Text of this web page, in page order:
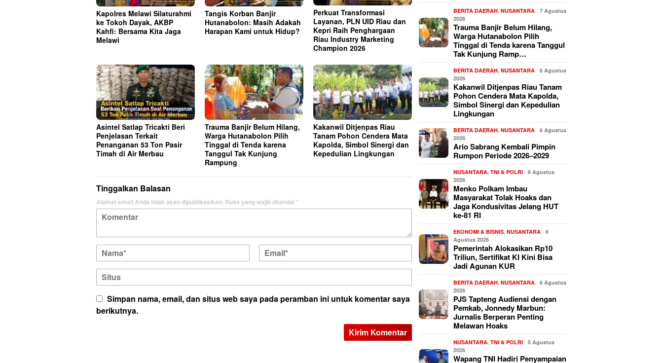
Kapolres Melawi Silaturahmi
ke Tokoh Dayak, AKBP
Kahfi: Bersama Kita Jaga
Melawi
Tangis Korban Banjir
Hutanabolon: Masih Adakah
Harapan Kami untuk Hidup?
Perkuat Transformasi
Layanan, PLN UID Riau dan
Kepri Raih Penghargaan
Riau Industry Marketing
Champion 2026
Asintel Satlap Tricakti Beri
Penjelasan Terkait
Penanganan 53 Ton Pasir
Timah di Air Merbau
Trauma Banjir Belum Hilang,
Warga Hutanabolon Pilih
Tinggal di Tenda karena
Tanggul Tak Kunjung
Rampung
Kakanwil Ditjenpas Riau
Tanam Pohon Cendera Mata
Kapolda, Simbol Sinergi dan
Kepedulian Lingkungan
Tinggalkan Balasan
Alamat email Anda tidak akan dipublikasikan. Ruas yang wajib ditandai*
Simpan nama, email, dan situs web saya pada peramban ini untuk komentar saya
berikutnya.
BERITA DAERAH,NUSANTARA
7 Agustus
2026
Trauma Banjir Belum Hilang,
Warga Hutanabolon Pilih
Tinggal di Tenda karena Tanggul
Tak Kunjung Ramp…
BERITA DAERAH,NUSANTARA
6 Agustus
2026
Kakanwil Ditjenpas Riau Tanam
Pohon Cendera Mata Kapolda,
Simbol Sinergi dan Kepedulian
Lingkungan
BERITA DAERAH,NUSANTARA
6 Agustus
2026
Ario Sabrang Kembali Pimpin
Rumpon Periode 2026–2029
NUSANTARA,TNI & POLRI
6 Agustus
2026
Menko Polkam Imbau
Masyarakat Tolak Hoaks dan
Jaga Kondusivitas Jelang HUT
ke-81 RI
EKONOMI & BISNIS,NUSANTARA
6
Agustus 2026
Pemerintah Alokasikan Rp10
Triliun, Sertifikat KI Kini Bisa
Jadi Agunan KUR
BERITA DAERAH,NUSANTARA
6 Agustus
2026
PJS Tapteng Audiensi dengan
Pemkab, Jonnedy Marbun:
Jurnalis Berperan Penting
Melawan Hoaks
NUSANTARA,TNI & POLRI
5 Agustus
2026
Wapang TNI Hadiri Penyampaian